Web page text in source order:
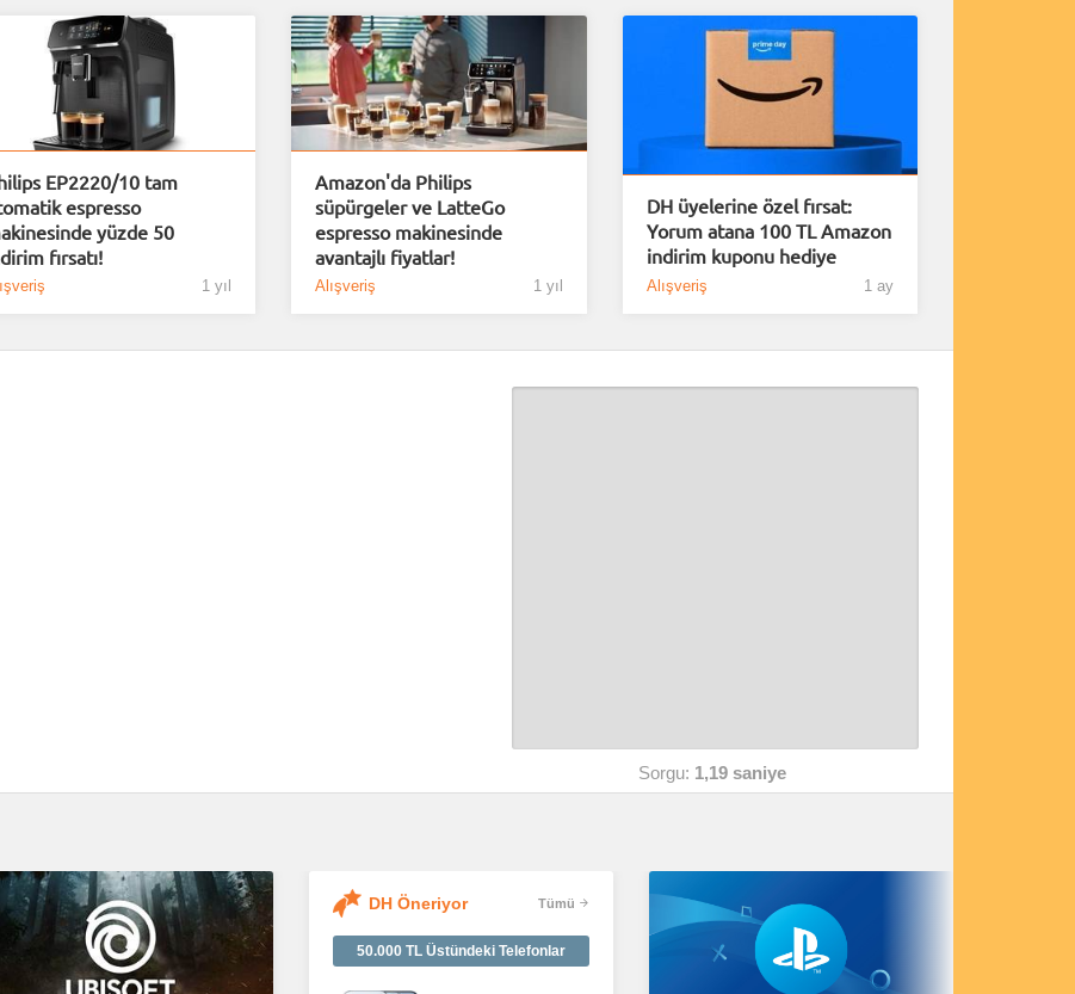
EP2220/10 tam
espresso
yüzde 50
fırsatı!
1 yıl
Amazon'da Philips
süpürgeler ve LatteGo
espresso makinesinde
avantajlı fiyatlar!
Alışveriş 1 yıl
DH üyelerine özel fırsat:
Yorum atana 100 TL Amazon
indirim kuponu hediye
Alışveriş 1 ay
Sorgu: 1,19 saniye
DH Öneriyor Tümü
50.000 TL Üstündeki Telefonlar